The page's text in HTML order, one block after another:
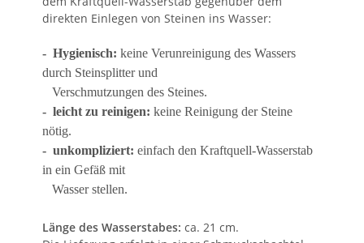
direkten Einlegen von Steinen ins Wasser:
- Hygienisch: keine Verunreinigung des Wassers
durch Steinsplitter und
Verschmutzungen des Steines.
- leicht zu reinigen: keine Reinigung der Steine
nötig.
- unkompliziert: einfach den Kraftquell-Wasserstab
in ein Gefäß mit
Wasser stellen.
Länge des Wasserstabes: ca. 21 cm.